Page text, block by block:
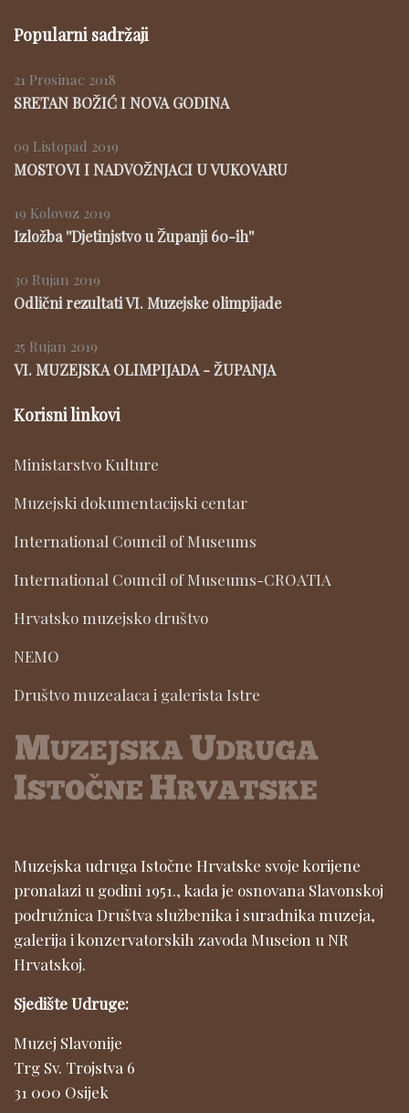
Popularni sadržaji
21 Prosinac 2018
SRETAN BOŽIĆ I NOVA GODINA
09 Listopad 2019
MOSTOVI I NADVOŽNJACI U VUKOVARU
19 Kolovoz 2019
Izložba ''Djetinjstvo u Županji 60-ih''
30 Rujan 2019
Odlični rezultati VI. Muzejske olimpijade
25 Rujan 2019
VI. MUZEJSKA OLIMPIJADA - ŽUPANJA
Korisni linkovi
Ministarstvo Kulture
Muzejski dokumentacijski centar
International Council of Museums
International Council of Museums-CROATIA
Hrvatsko muzejsko društvo
NEMO
Društvo muzealaca i galerista Istre
Muzejska udruga Istočne Hrvatske svoje korijene
pronalazi u godini 1951., kada je osnovana Slavonskoj
podružnica Društva službenika i suradnika muzeja,
galerija i konzervatorskih zavoda Museion u NR
Hrvatskoj.
Sjedište Udruge:
Muzej Slavonije
Trg Sv. Trojstva 6
31 000 Osijek